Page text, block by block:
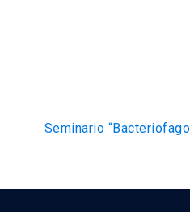
Seminario